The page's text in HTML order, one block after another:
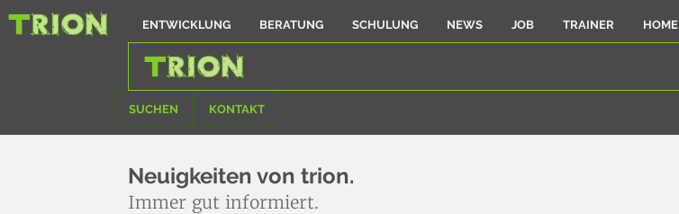
ENTWICKLUNG BERATUNG SCHULUNG NEWS JOB TRAINER HOME
SUCHEN KONTAKT
Neuigkeiten von trion.
Immer gut informiert.